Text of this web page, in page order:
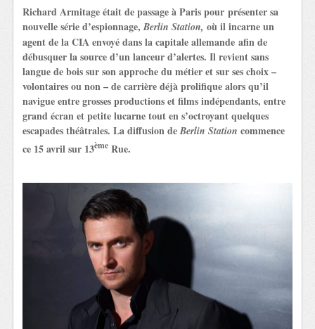
Richard Armitage était de passage à Paris pour présenter sa
nouvelle série d’espionnage,Berlin Station, où il incarne un
agent de la CIA envoyé dans la capitale allemande afin de
débusquer la source d’un lanceur d’alertes. Il revient sans
langue de bois sur son approche du métier et sur ses choix –
volontaires ou non – de carrière déjà prolifique alors qu’il
navigue entre grosses productions et films indépendants, entre
grand écran et petite lucarne tout en s’octroyant quelques
escapades théâtrales. La diffusion deBerlin Station commence
ce 15 avril sur 13ème Rue.